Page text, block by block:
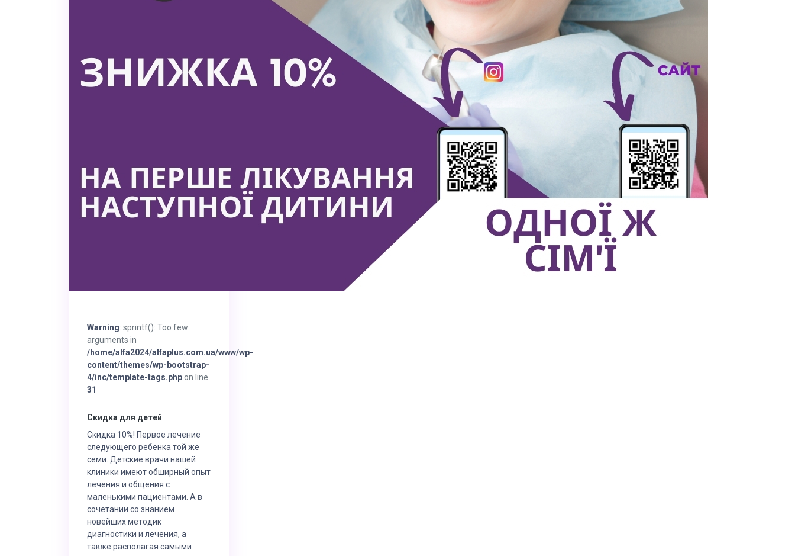
Warning: sprintf(): Too few
arguments in
/home/alfa2024/alfaplus.com.ua/www/wp-
content/themes/wp-bootstrap-
4/inc/template-tags.php on line
31
Скидка для детей
Скидка 10%! Первое лечение
следующего ребенка той же
семи. Детские врачи нашей
клиники имеют обширный опыт
лечения и общения с
маленькими пациентами. А в
сочетании со знанием
новейших методик
диагностики и лечения, а
также располагая самыми